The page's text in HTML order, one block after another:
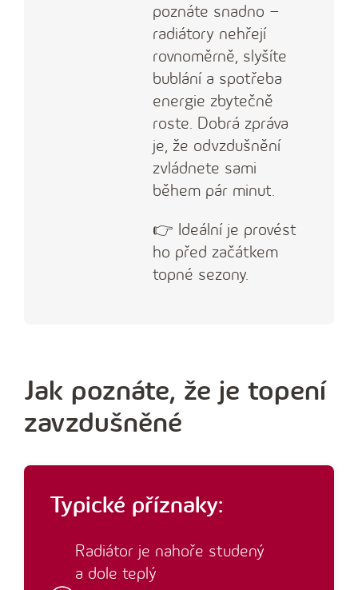
poznáte snadno –
radiátory nehřejí
rovnoměrně, slyšíte
bublání a spotřeba
energie zbytečně
roste. Dobrá zpráva
je, že odvzdušnění
zvládnete sami
během pár minut.
👉 Ideální je provést
ho před začátkem
topné sezony.
Jak poznáte, že je topení
zavzdušněné
Typické příznaky:
Radiátor je nahoře studený
a dole teplý